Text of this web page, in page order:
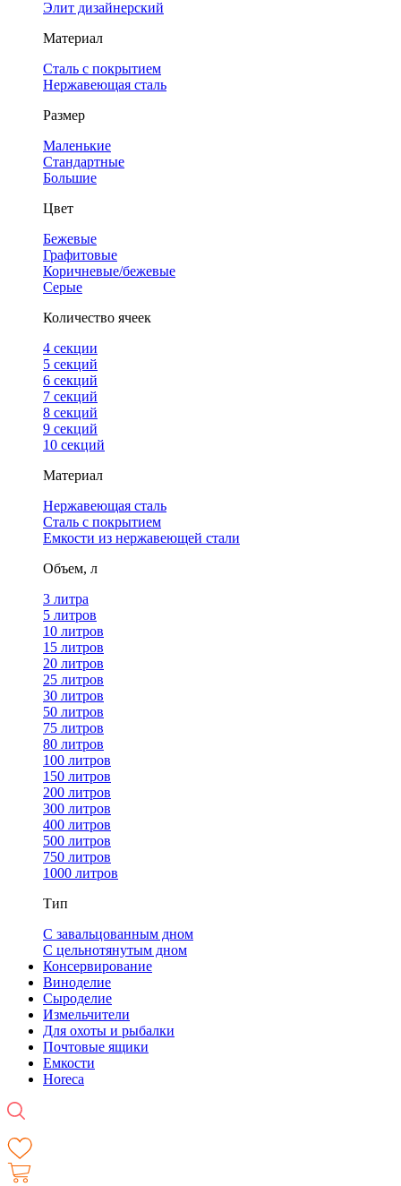
Элит дизайнерский
Материал
Сталь с покрытием
Нержавеющая сталь
Размер
Маленькие
Стандартные
Большие
Цвет
Бежевые
Графитовые
Коричневые/бежевые
Серые
Количество ячеек
4 cекции
5 секций
6 секций
7 секций
8 секций
9 секций
10 секций
Материал
Нержавеющая сталь
Сталь с покрытием
Емкости из нержавеющей стали
Объем, л
3 литра
5 литров
10 литров
15 литров
20 литров
25 литров
30 литров
50 литров
75 литров
80 литров
100 литров
150 литров
200 литров
300 литров
400 литров
500 литров
750 литров
1000 литров
Тип
С завальцованным дном
С цельнотянутым дном
Консервирование
Виноделие
Сыроделие
Измельчители
Для охоты и рыбалки
Почтовые ящики
Емкости
Horeca